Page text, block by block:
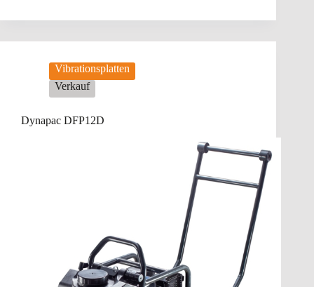
Vibrationsplatten
Verkauf
Dynapac DFP12D